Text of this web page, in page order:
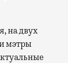
на двух
мэтры